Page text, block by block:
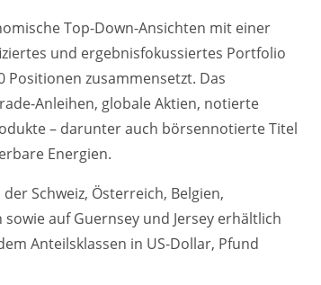
Top-Down-Ansichten mit einer
und ergebnisfokussiertes Portfolio
zusammensetzt. Das
Anleihen, globale Aktien, notierte
– darunter auch börsennotierte Titel
Energien.
Schweiz, Österreich, Belgien,
auf Guernsey und Jersey erhältlich
Anteilsklassen in US-Dollar, Pfund